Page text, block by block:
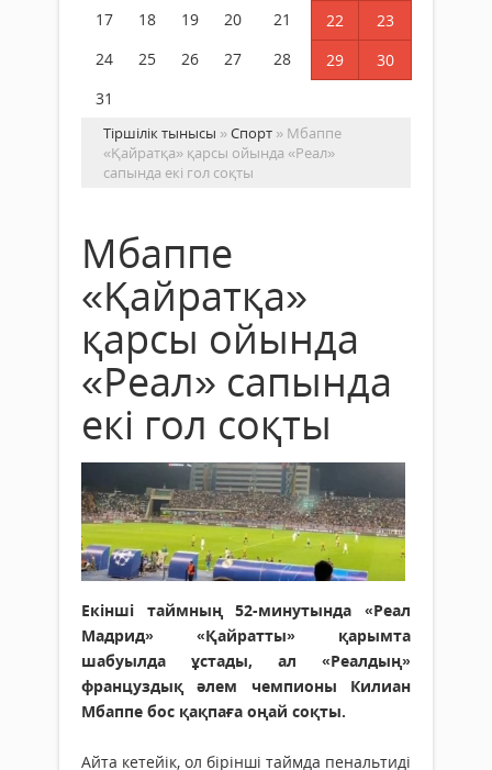
17
18 19 20 21 22
23
24
25 26 27 28 29
30
31
Тіршілік тынысы »Спорт » Мбаппе
«Қайратқа» қарсы ойында «Реал»
сапында екі гол соқты
Мбаппе
«Қайратқа»
қарсы ойында
«Реал» сапында
екі гол соқты
Екінші таймның 52-минутында «Реал
Мадрид» «Қайратты» қарымта
шабуылда ұстады, ал «Реалдың»
француздық әлем чемпионы Килиан
Мбаппе бос қақпаға оңай соқты.
Айта кетейік, ол бірінші таймда пенальтиді